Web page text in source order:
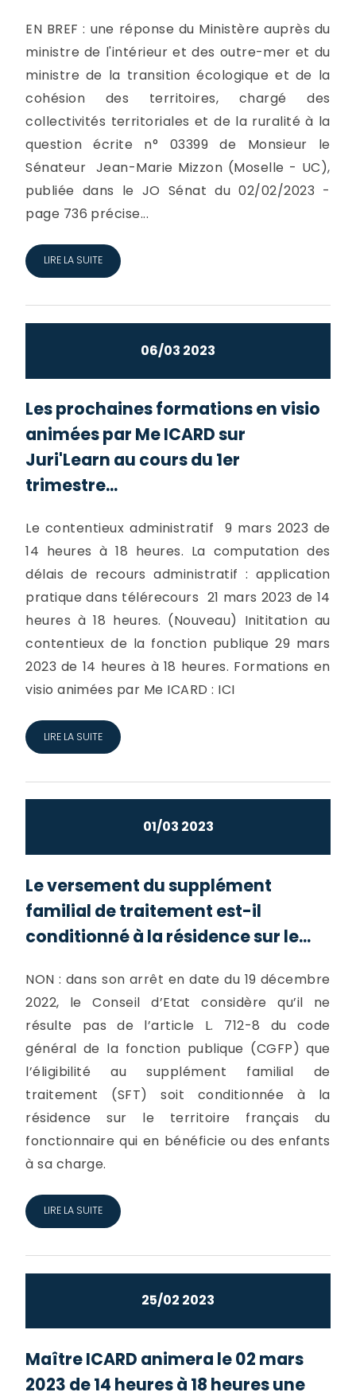
EN BREF : une réponse du Ministère auprès du
ministre de l'intérieur et des outre-mer et du
ministre de la transition écologique et de la
cohésion des territoires, chargé des
collectivités territoriales et de la ruralité à la
question écrite n° 03399 de Monsieur le
Sénateur Jean-Marie Mizzon (Moselle - UC),
publiée dans le JO Sénat du 02/02/2023 -
page 736 précise...
LIRE LA SUITE
06/03 2023
Les prochaines formations en visio
animées par Me ICARD sur
Juri'Learn au cours du 1er
trimestre...
Le contentieux administratif 9 mars 2023 de
14 heures à 18 heures. La computation des
délais de recours administratif : application
pratique dans télérecours 21 mars 2023 de 14
heures à 18 heures. (Nouveau) Inititation au
contentieux de la fonction publique 29 mars
2023 de 14 heures à 18 heures. Formations en
visio animées par Me ICARD : ICI
LIRE LA SUITE
01/03 2023
Le versement du supplément
familial de traitement est-il
conditionné à la résidence sur le...
NON : dans son arrêt en date du 19 décembre
2022, le Conseil d’Etat considère qu’il ne
résulte pas de l’article L. 712-8 du code
général de la fonction publique (CGFP) que
l’éligibilité au supplément familial de
traitement (SFT) soit conditionnée à la
résidence sur le territoire français du
fonctionnaire qui en bénéficie ou des enfants
à sa charge.
LIRE LA SUITE
25/02 2023
Maître ICARD animera le 02 mars
2023 de 14 heures à 18 heures une